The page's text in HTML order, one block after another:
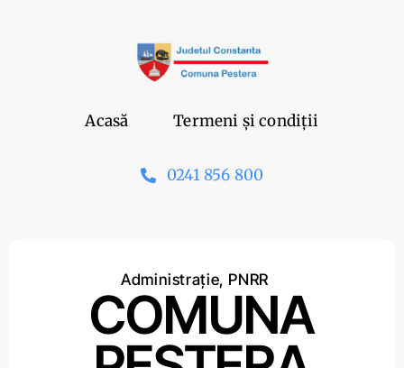
Acasă Termeni și condiții
0241 856 800
Administrație, PNRR
COMUNA